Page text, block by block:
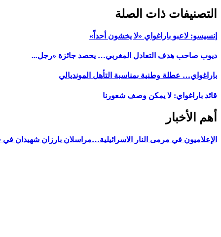
التصنيفات ذات الصلة
إنسيسو: لاعبو باراغواي «لا يخشون أحداً»
ديوب صاحب هدف التعادل المغربي… يحصد جائزة «رجل...
باراغواي… عطلة وطنية بمناسبة التأهل المونديالي
قائد باراغواي: لا يمكن وصف شعورنا
أهم الأخبار
الإعلاميون في مرمى النار الاسرائيلية…مراسلان بارزان شهيدان